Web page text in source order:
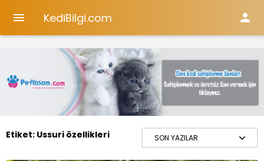
 KediBilgi.com 
Etiket: Ussuri özellikleri